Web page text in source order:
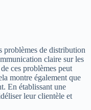
problèmes de distribution
claire sur les
ces problèmes peut
montre également que
En établissant une
leur clientèle et